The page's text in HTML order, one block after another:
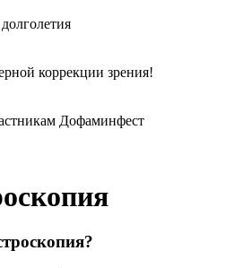
коррекции зрения!
Дофаминфест